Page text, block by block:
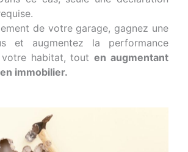
de votre garage, gagnez une
et augmentez la performance
habitat, tout en augmentant
immobilier.